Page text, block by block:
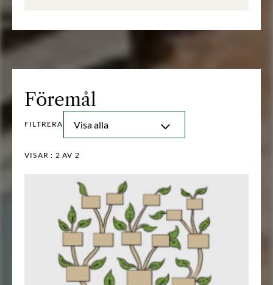
Föremål
FILTRERA Visa alla
VISAR : 2 AV 2